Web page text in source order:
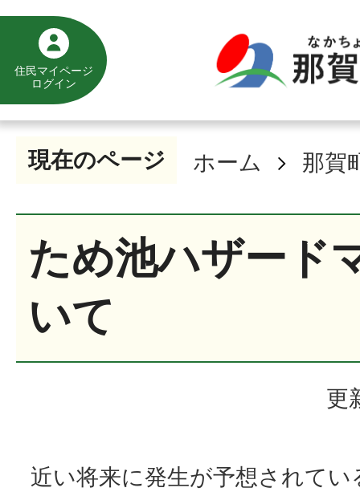
住民マイページ
ログイン
現在のページ ホーム 那賀
ため池ハザード
いて
更
近い将来に発生が予想されて